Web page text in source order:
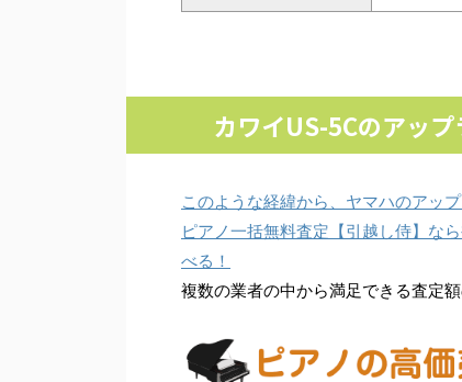
カワイUS-5Cのアッ
このような経緯から、ヤマハのアッ
ピアノ一括無料査定【引越し侍】な
べる！
複数の業者の中から満足できる査定